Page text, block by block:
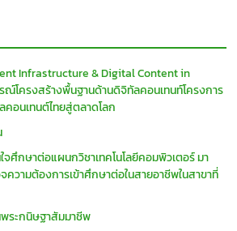
Infrastructure & Digital Content in
โครงสร้างพื้นฐานด้านดิจิทัลคอนเทนท์โครงการ
อนเทนต์ไทยสู่ตลาดโลก
ศึกษาต่อแผนกวิชาเทคโนโลยีคอมพิวเตอร์ มา
วามต้องการเข้าศึกษาต่อในสายอาชีพในสาขาที่
ระกนิษฐาสัมมาชีพ